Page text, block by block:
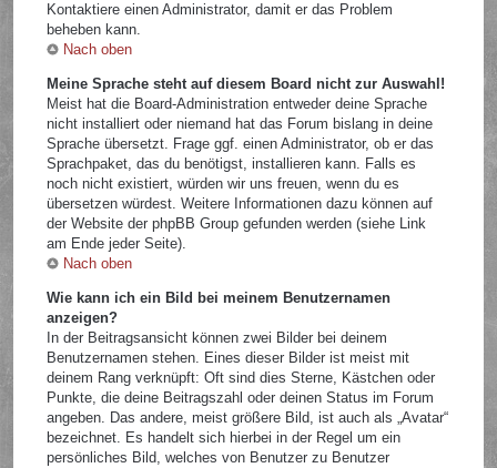
Kontaktiere einen Administrator, damit er das Problem
beheben kann.
Nach oben
Meine Sprache steht auf diesem Board nicht zur Auswahl!
Meist hat die Board-Administration entweder deine Sprache
nicht installiert oder niemand hat das Forum bislang in deine
Sprache übersetzt. Frage ggf. einen Administrator, ob er das
Sprachpaket, das du benötigst, installieren kann. Falls es
noch nicht existiert, würden wir uns freuen, wenn du es
übersetzen würdest. Weitere Informationen dazu können auf
der Website der phpBB Group gefunden werden (siehe Link
am Ende jeder Seite).
Nach oben
Wie kann ich ein Bild bei meinem Benutzernamen
anzeigen?
In der Beitragsansicht können zwei Bilder bei deinem
Benutzernamen stehen. Eines dieser Bilder ist meist mit
deinem Rang verknüpft: Oft sind dies Sterne, Kästchen oder
Punkte, die deine Beitragszahl oder deinen Status im Forum
angeben. Das andere, meist größere Bild, ist auch als „Avatar“
bezeichnet. Es handelt sich hierbei in der Regel um ein
persönliches Bild, welches von Benutzer zu Benutzer